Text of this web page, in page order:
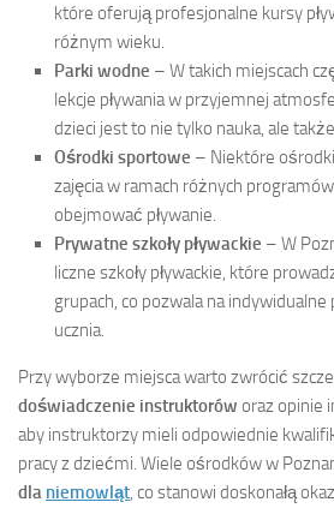
które oferują profesjonalne kursy
różnym wieku.
Parki wodne – W takich miejscach
lekcje pływania w przyjemnej
dzieci jest to nie tylko nauka, ale
Ośrodki sportowe – Niektóre
zajęcia w ramach różnych
obejmować pływanie.
Prywatne szkoły pływackie – W
liczne szkoły pływackie, które
grupach, co pozwala na
ucznia.
Przy wyborze miejsca warto zwrócić
doświadczenie instruktorów oraz opinie
aby instruktorzy mieli odpowiednie
pracy z dziećmi. Wiele ośrodków w
dla niemowląt, co stanowi doskonałą